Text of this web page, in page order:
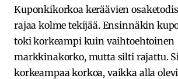
Kuponkikorkoa keräävien
rajaa kolme tekijää. Ensinnäkin
toki korkeampi kuin vaihtoehtoinen
markkinakorko, mutta silti rajattu.
korkeampaa korkoa, vaikka alla